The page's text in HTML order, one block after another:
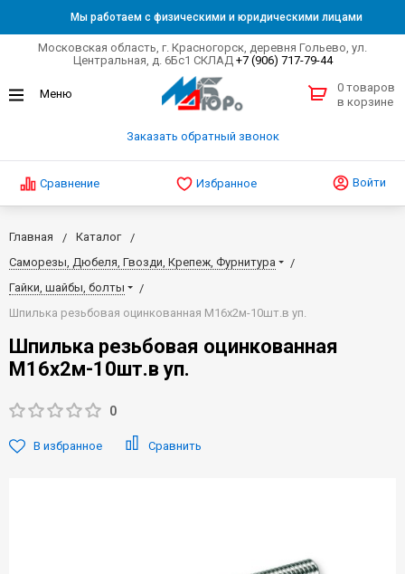
Мы работаем с физическими и юридическими лицами
Московская область, г. Красногорск, деревня Гольево, ул.
Центральная, д. 6Бс1 СКЛАД +7 (906) 717-79-44
Заказать обратный звонок
0 товаров
в корзине
Сравнение Избранное Войти
Главная
Каталог
Саморезы, Дюбеля, Гвозди, Крепеж, Фурнитура
Гайки, шайбы, болты
Шпилька резьбовая оцинкованная М16х2м-10шт.в уп.
Шпилька резьбовая оцинкованная
М16х2м-10шт.в уп.
0
В избранное Сравнить